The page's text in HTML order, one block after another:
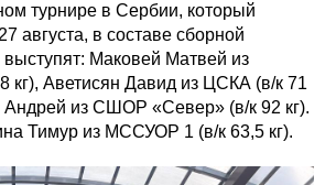
турнире в Сербии, который
августа, в составе сборной
Маковей Матвей из
кг), Аветисян Давид из ЦСКА (в/к 71
Андрей из СШОР «Север» (в/к 92 кг).
Тимур из МССУОР 1 (в/к 63,5 кг).